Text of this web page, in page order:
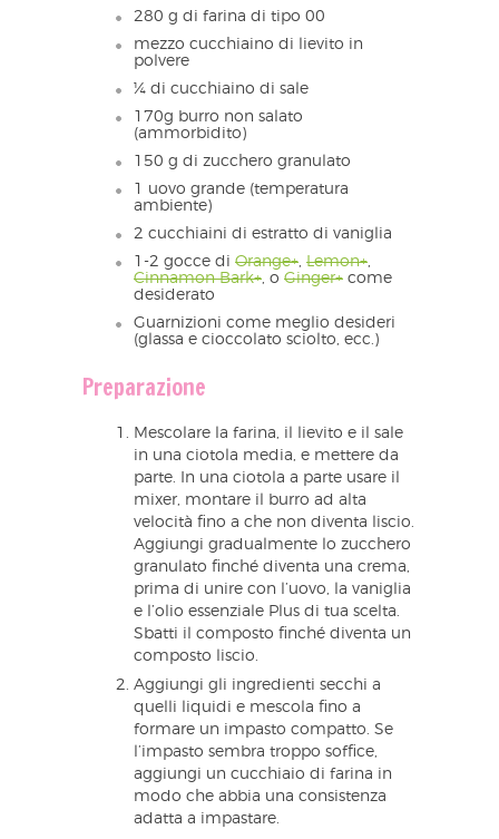
280 g di farina di tipo 00
mezzo cucchiaino di lievito in
polvere
¼ di cucchiaino di sale
170g burro non salato
(ammorbidito)
150 g di zucchero granulato
1 uovo grande (temperatura
ambiente)
2 cucchiaini di estratto di vaniglia
1-2 gocce di Orange+, Lemon+,
Cinnamon Bark+, o Ginger+ come
desiderato
Guarnizioni come meglio desideri
(glassa e cioccolato sciolto, ecc.)
Preparazione
Mescolare la farina, il lievito e il sale
in una ciotola media, e mettere da
parte. In una ciotola a parte usare il
mixer, montare il burro ad alta
velocità fino a che non diventa liscio.
Aggiungi gradualmente lo zucchero
granulato finché diventa una crema,
prima di unire con l’uovo, la vaniglia
e l’olio essenziale Plus di tua scelta.
Sbatti il composto finché diventa un
composto liscio.
Aggiungi gli ingredienti secchi a
quelli liquidi e mescola fino a
formare un impasto compatto. Se
l’impasto sembra troppo soffice,
aggiungi un cucchiaio di farina in
modo che abbia una consistenza
adatta a impastare.